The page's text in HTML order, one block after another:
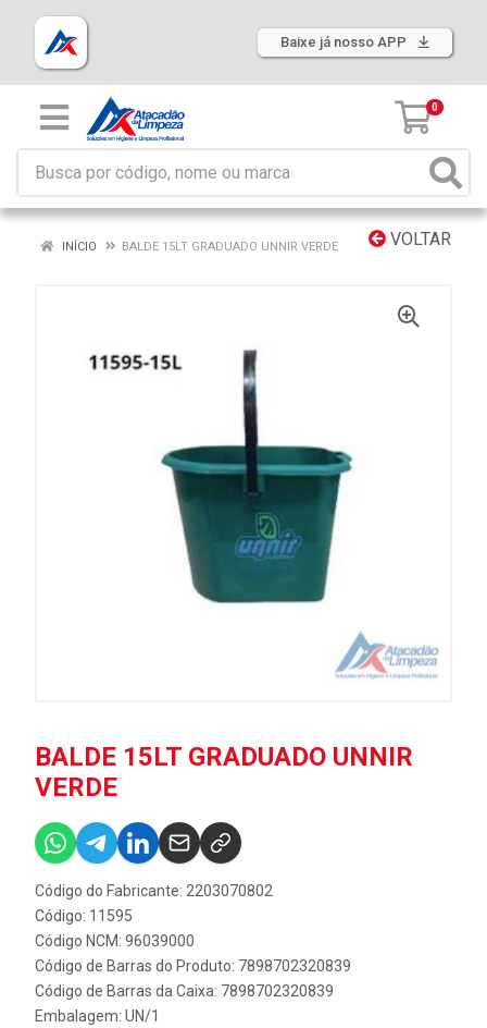
Baixe já nosso APP
0
VOLTAR
INÍCIO BALDE 15LT GRADUADO UNNIR VERDE
BALDE 15LT GRADUADO UNNIR
VERDE
Código do Fabricante: 2203070802
Código: 11595
Código NCM: 96039000
Código de Barras do Produto: 7898702320839
Código de Barras da Caixa: 7898702320839
Embalagem: UN/1